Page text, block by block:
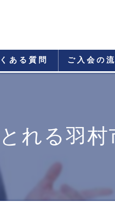
ある質問 ご入会の
れる羽